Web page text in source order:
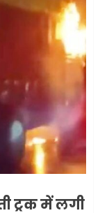
ट्रक में लगी